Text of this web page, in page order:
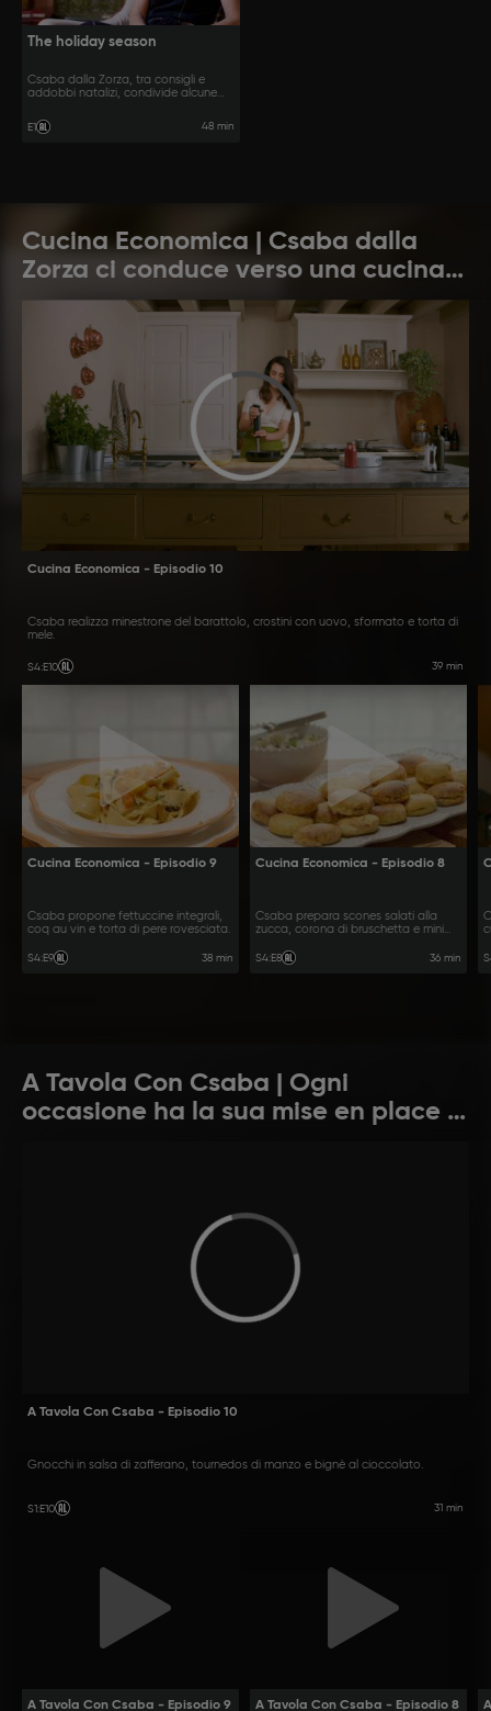
The holiday season
Csaba dalla Zorza, tra consigli e
addobbi natalizi, condivide alcune
E1 48 min
Cucina Economica | Csaba dalla
Zorza ci conduce verso una cucina
etica, moderna e sostenibile
Cucina Economica - Episodio 10
Csaba realizza minestrone del barattolo, crostini con uovo, sformato e torta di
mele.
S4:E10 39 min
Cucina Economica - Episodio 9
Csaba propone fettuccine integrali,
coq au vin e torta di pere rovesciata.
S4:E9 38 min
Cucina Economica - Episodio 8
Csaba prepara scones salati alla
zucca, corona di bruschetta e mini
S4:E8 36 min
A Tavola Con Csaba | Ogni
occasione ha la sua mise en place e
A Tavola Con Csaba - Episodio 10
Gnocchi in salsa di zafferano, tournedos di manzo e bignè al cioccolato.
S1 :E10 31 min
A Tavola Con Csaba - Episodio 9 A Tavola Con Csaba - Episodio 8